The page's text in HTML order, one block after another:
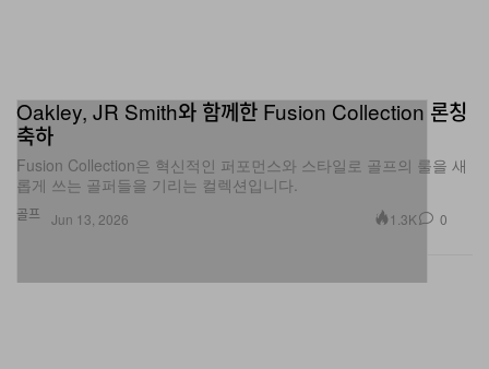
골프
Oakley, JR Smith와 함께한 Fusion Collection 론칭
축하
Fusion Collection은 혁신적인 퍼포먼스와 스타일로 골프의 룰을 새
롭게 쓰는 골퍼들을 기리는 컬렉션입니다.
Jun 13, 2026 1.3K 0